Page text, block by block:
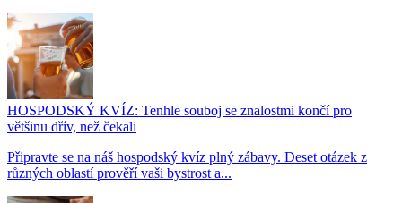
HOSPODSKÝ KVÍZ: Tenhle souboj se znalostmi končí pro
většinu dřív, než čekali
Připravte se na náš hospodský kvíz plný zábavy. Deset otázek z
různých oblastí prověří vaši bystrost a...